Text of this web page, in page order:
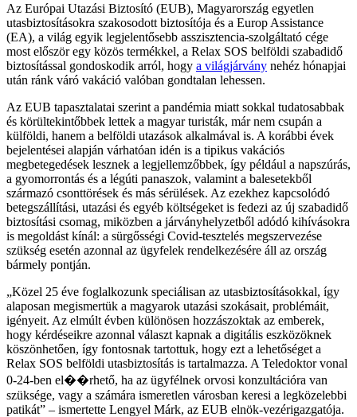
Az Európai Utazási Biztosító (EUB), Magyarország egyetlen
utasbiztosításokra szakosodott biztosítója és a Europ Assistance
(EA), a világ egyik legjelentősebb asszisztencia-szolgáltató cége
most először egy közös termékkel, a Relax SOS belföldi szabadidő
biztosítással gondoskodik arról, hogy a világjárvány nehéz hónapjai
után ránk váró vakáció valóban gondtalan lehessen.
Az EUB tapasztalatai szerint a pandémia miatt sokkal tudatosabbak
és körültekintőbbek lettek a magyar turisták, már nem csupán a
külföldi, hanem a belföldi utazások alkalmával is. A korábbi évek
bejelentései alapján várhatóan idén is a tipikus vakációs
megbetegedések lesznek a legjellemzőbbek, így például a napszúrás,
a gyomorrontás és a légúti panaszok, valamint a balesetekből
származó csonttörések és más sérülések. Az ezekhez kapcsolódó
betegszállítási, utazási és egyéb költségeket is fedezi az új szabadidő
biztosítási csomag, miközben a járványhelyzetből adódó kihívásokra
is megoldást kínál: a sürgősségi Covid-tesztelés megszervezése
szükség esetén azonnal az ügyfelek rendelkezésére áll az ország
bármely pontján.
Közel 25 éve foglalkozunk speciálisan az utasbiztosításokkal, így
alaposan megismertük a magyarok utazási szokásait, problémáit,
igényeit. Az elmúlt évben különösen hozzászoktak az emberek,
hogy kérdéseikre azonnal választ kapnak a digitális eszközöknek
köszönhetően, így fontosnak tartottuk, hogy ezt a lehetőséget a
Relax SOS belföldi utasbiztosítás is tartalmazza. A Teledoktor vonal
0-24-ben el��rhető, ha az ügyfélnek orvosi konzultációra van
szüksége, vagy a számára ismeretlen városban keresi a legközelebbi
patikát
– ismertette Lengyel Márk, az EUB elnök-vezérigazgatója.